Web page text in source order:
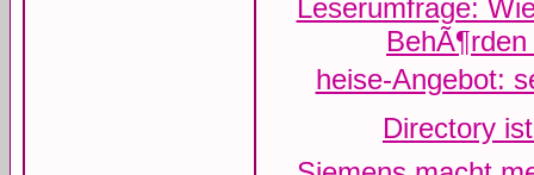
Leserumfrage:
heise-Angebot:
Directory ist